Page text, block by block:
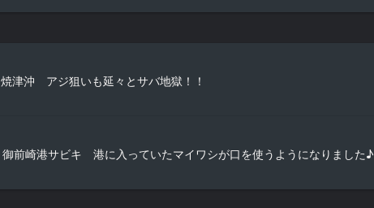
焼津沖 アジ狙いも延々とサバ地獄！！
御前崎港サビキ 港に入っていたマイワシが口を使うようになりました♪